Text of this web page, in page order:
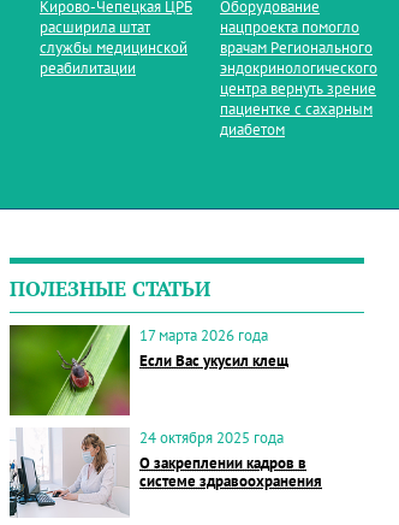
Кирово‑Чепецкая ЦРБ
расширила штат
службы медицинской
реабилитации
Оборудование
нацпроекта помогло
врачам Регионального
эндокринологического
центра вернуть зрение
пациентке с сахарным
диабетом
ПОЛЕЗНЫЕ СТАТЬИ
17 марта 2026 года
Если Вас укусил клещ
24 октября 2025 года
О закреплении кадров в
системе здравоохранения